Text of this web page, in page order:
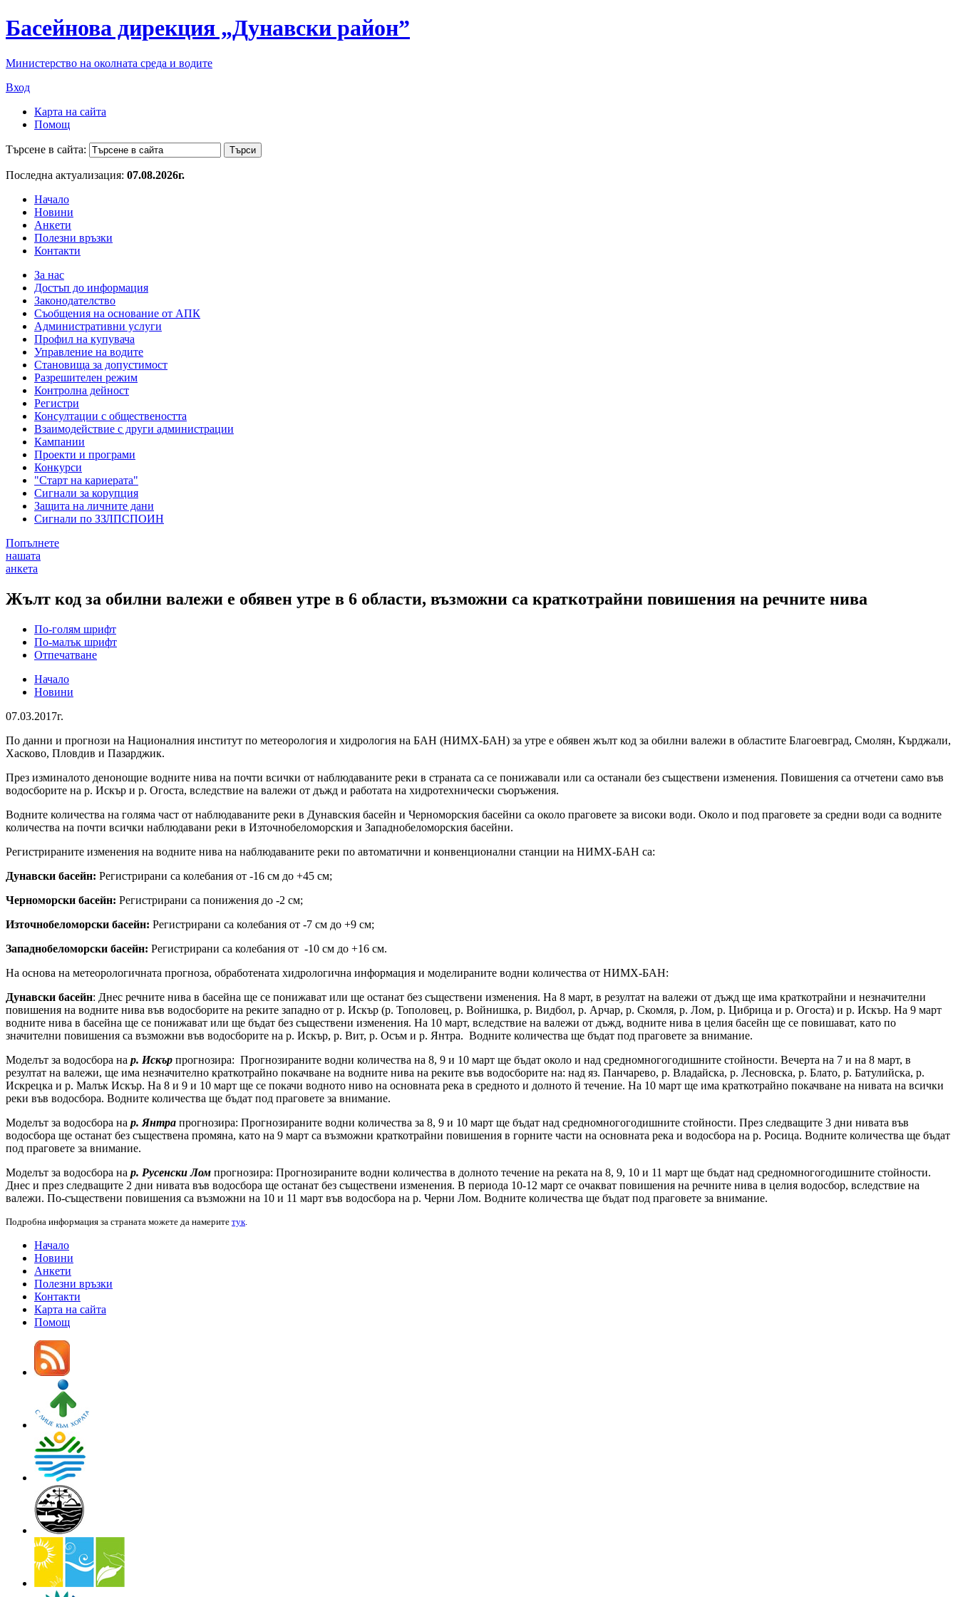
Басейнова дирекция „Дунавски район”
Министерство на околната среда и водите
Вход
Карта на сайта
Помощ
Търсене в сайта:
Последна актуализация: 07.08.2026г.
Начало
Новини
Анкети
Полезни връзки
Контакти
За нас
Достъп до информация
Законодателство
Съобщения на основание от АПК
Административни услуги
Профил на купувача
Управление на водите
Становища за допустимост
Разрешителен режим
Контролна дейност
Регистри
Консултации с обществеността
Взаимодействие с други администрации
Кампании
Проекти и програми
Конкурси
"Старт на кариерата"
Сигнали за корупция
Защита на личните дани
Сигнали по ЗЗЛПСПОИН
Попълнете
нашата
анкета
Жълт код за обилни валежи е обявен утре в 6 области, възможни са краткотрайни повишения на речните нива
По-голям шрифт
По-малък шрифт
Отпечатване
Начало
Новини
07.03.2017г.
По данни и прогнози на Националния институт по метеорология и хидрология на БАН (НИМХ-БАН) за утре е обявен жълт код за обилни валежи в областите Благоевград, Смолян, Кърджали,
Хасково, Пловдив и Пазарджик.
През изминалото денонощие водните нива на почти всички от наблюдаваните реки в страната са се понижавали или са останали без съществени изменения. Повишения са отчетени само във
водосборите на р. Искър и р. Огоста, вследствие на валежи от дъжд и работата на хидротехнически съоръжения.
Водните количества на голяма част от наблюдаваните реки в Дунавския басейн и Черноморския басейни са около праговете за високи води. Около и под праговете за средни води са водните
количества на почти всички наблюдавани реки в Източнобеломорския и Западнобеломорския басейни.
Регистрираните изменения на водните нива на наблюдаваните реки по автоматични и конвенционални станции на НИМХ-БАН са:
Дунавски басейн: Регистрирани са колебания от -16 см до +45 см;
Черноморски басейн: Регистрирани са понижения до -2 см;
Източнобеломорски басейн: Регистрирани са колебания от -7 см до +9 см;
Западнобеломорски басейн: Регистрирани са колебания от -10 см до +16 см.
На основа на метеорологичната прогноза, обработената хидрологична информация и моделираните водни количества от НИМХ-БАН:
Дунавски басейн: Днес речните нива в басейна ще се понижават или ще останат без съществени изменения. На 8 март, в резултат на валежи от дъжд ще има краткотрайни и незначителни
повишения на водните нива във водосборите на реките западно от р. Искър (р. Тополовец, р. Войнишка, р. Видбол, р. Арчар, р. Скомля, р. Лом, р. Цибрица и р. Огоста) и р. Искър. На 9 март
водните нива в басейна ще се понижават или ще бъдат без съществени изменения. На 10 март, вследствие на валежи от дъжд, водните нива в целия басейн ще се повишават, като по
значителни повишения са възможни във водосборите на р. Искър, р. Вит, р. Осъм и р. Янтра. Водните количества ще бъдат под праговете за внимание.
Моделът за водосбора на р. Искър прогнозира: Прогнозираните водни количества на 8, 9 и 10 март ще бъдат около и над средномногогодишните стойности. Вечерта на 7 и на 8 март, в
резултат на валежи, ще има незначително краткотрайно покачване на водните нива на реките във водосборите на: над яз. Панчарево, р. Владайска, р. Лесновска, р. Блато, р. Батулийска, р.
Искрецка и р. Малък Искър. На 8 и 9 и 10 март ще се покачи водното ниво на основната река в средното и долното й течение. На 10 март ще има краткотрайно покачване на нивата на всички
реки във водосбора. Водните количества ще бъдат под праговете за внимание.
Моделът за водосбора на р. Янтра прогнозира: Прогнозираните водни количества за 8, 9 и 10 март ще бъдат над средномногогодишните стойности. През следващите 3 дни нивата във
водосбора ще останат без съществена промяна, като на 9 март са възможни краткотрайни повишения в горните части на основната река и водосбора на р. Росица. Водните количества ще бъдат
под праговете за внимание.
Моделът за водосбора на р. Русенски Лом прогнозира: Прогнозираните водни количества в долното течение на реката на 8, 9, 10 и 11 март ще бъдат над средномногогодишните стойности.
Днес и през следващите 2 дни нивата във водосбора ще останат без съществени изменения. В периода 10-12 март се очакват повишения на речните нива в целия водосбор, вследствие на
валежи. По-съществени повишения са възможни на 10 и 11 март във водосбора на р. Черни Лом. Водните количества ще бъдат под праговете за внимание.
Подробна информация за страната можете да намерите тук
Начало
Новини
Анкети
Полезни връзки
Контакти
Карта на сайта
Помощ